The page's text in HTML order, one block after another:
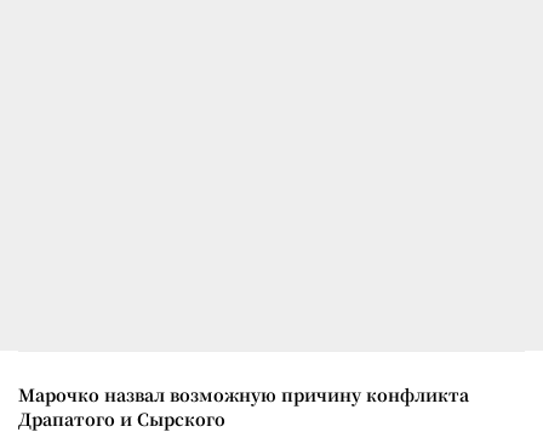
Марочко назвал возможную причину конфликта
Драпатого и Сырского